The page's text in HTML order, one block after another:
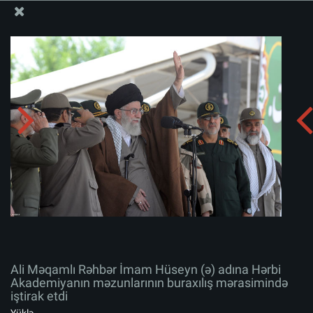
Ali Məqamlı Rəhbər İmam Hüseyn (ə) adına Hərbi
Akademiyanın məzunlarının buraxılış mərasimində
iştirak etdi
Albomu yüklə:
Ali Məqamlı Rəhbər İmam Hüseyn (ə) adına Hərbi
Akademiyanın məzunlarının buraxılış mərasimində
iştirak etdi